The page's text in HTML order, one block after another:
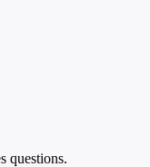
questions.